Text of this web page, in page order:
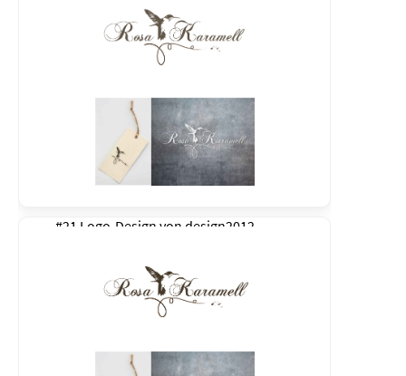
#21 Logo-Design von design2012